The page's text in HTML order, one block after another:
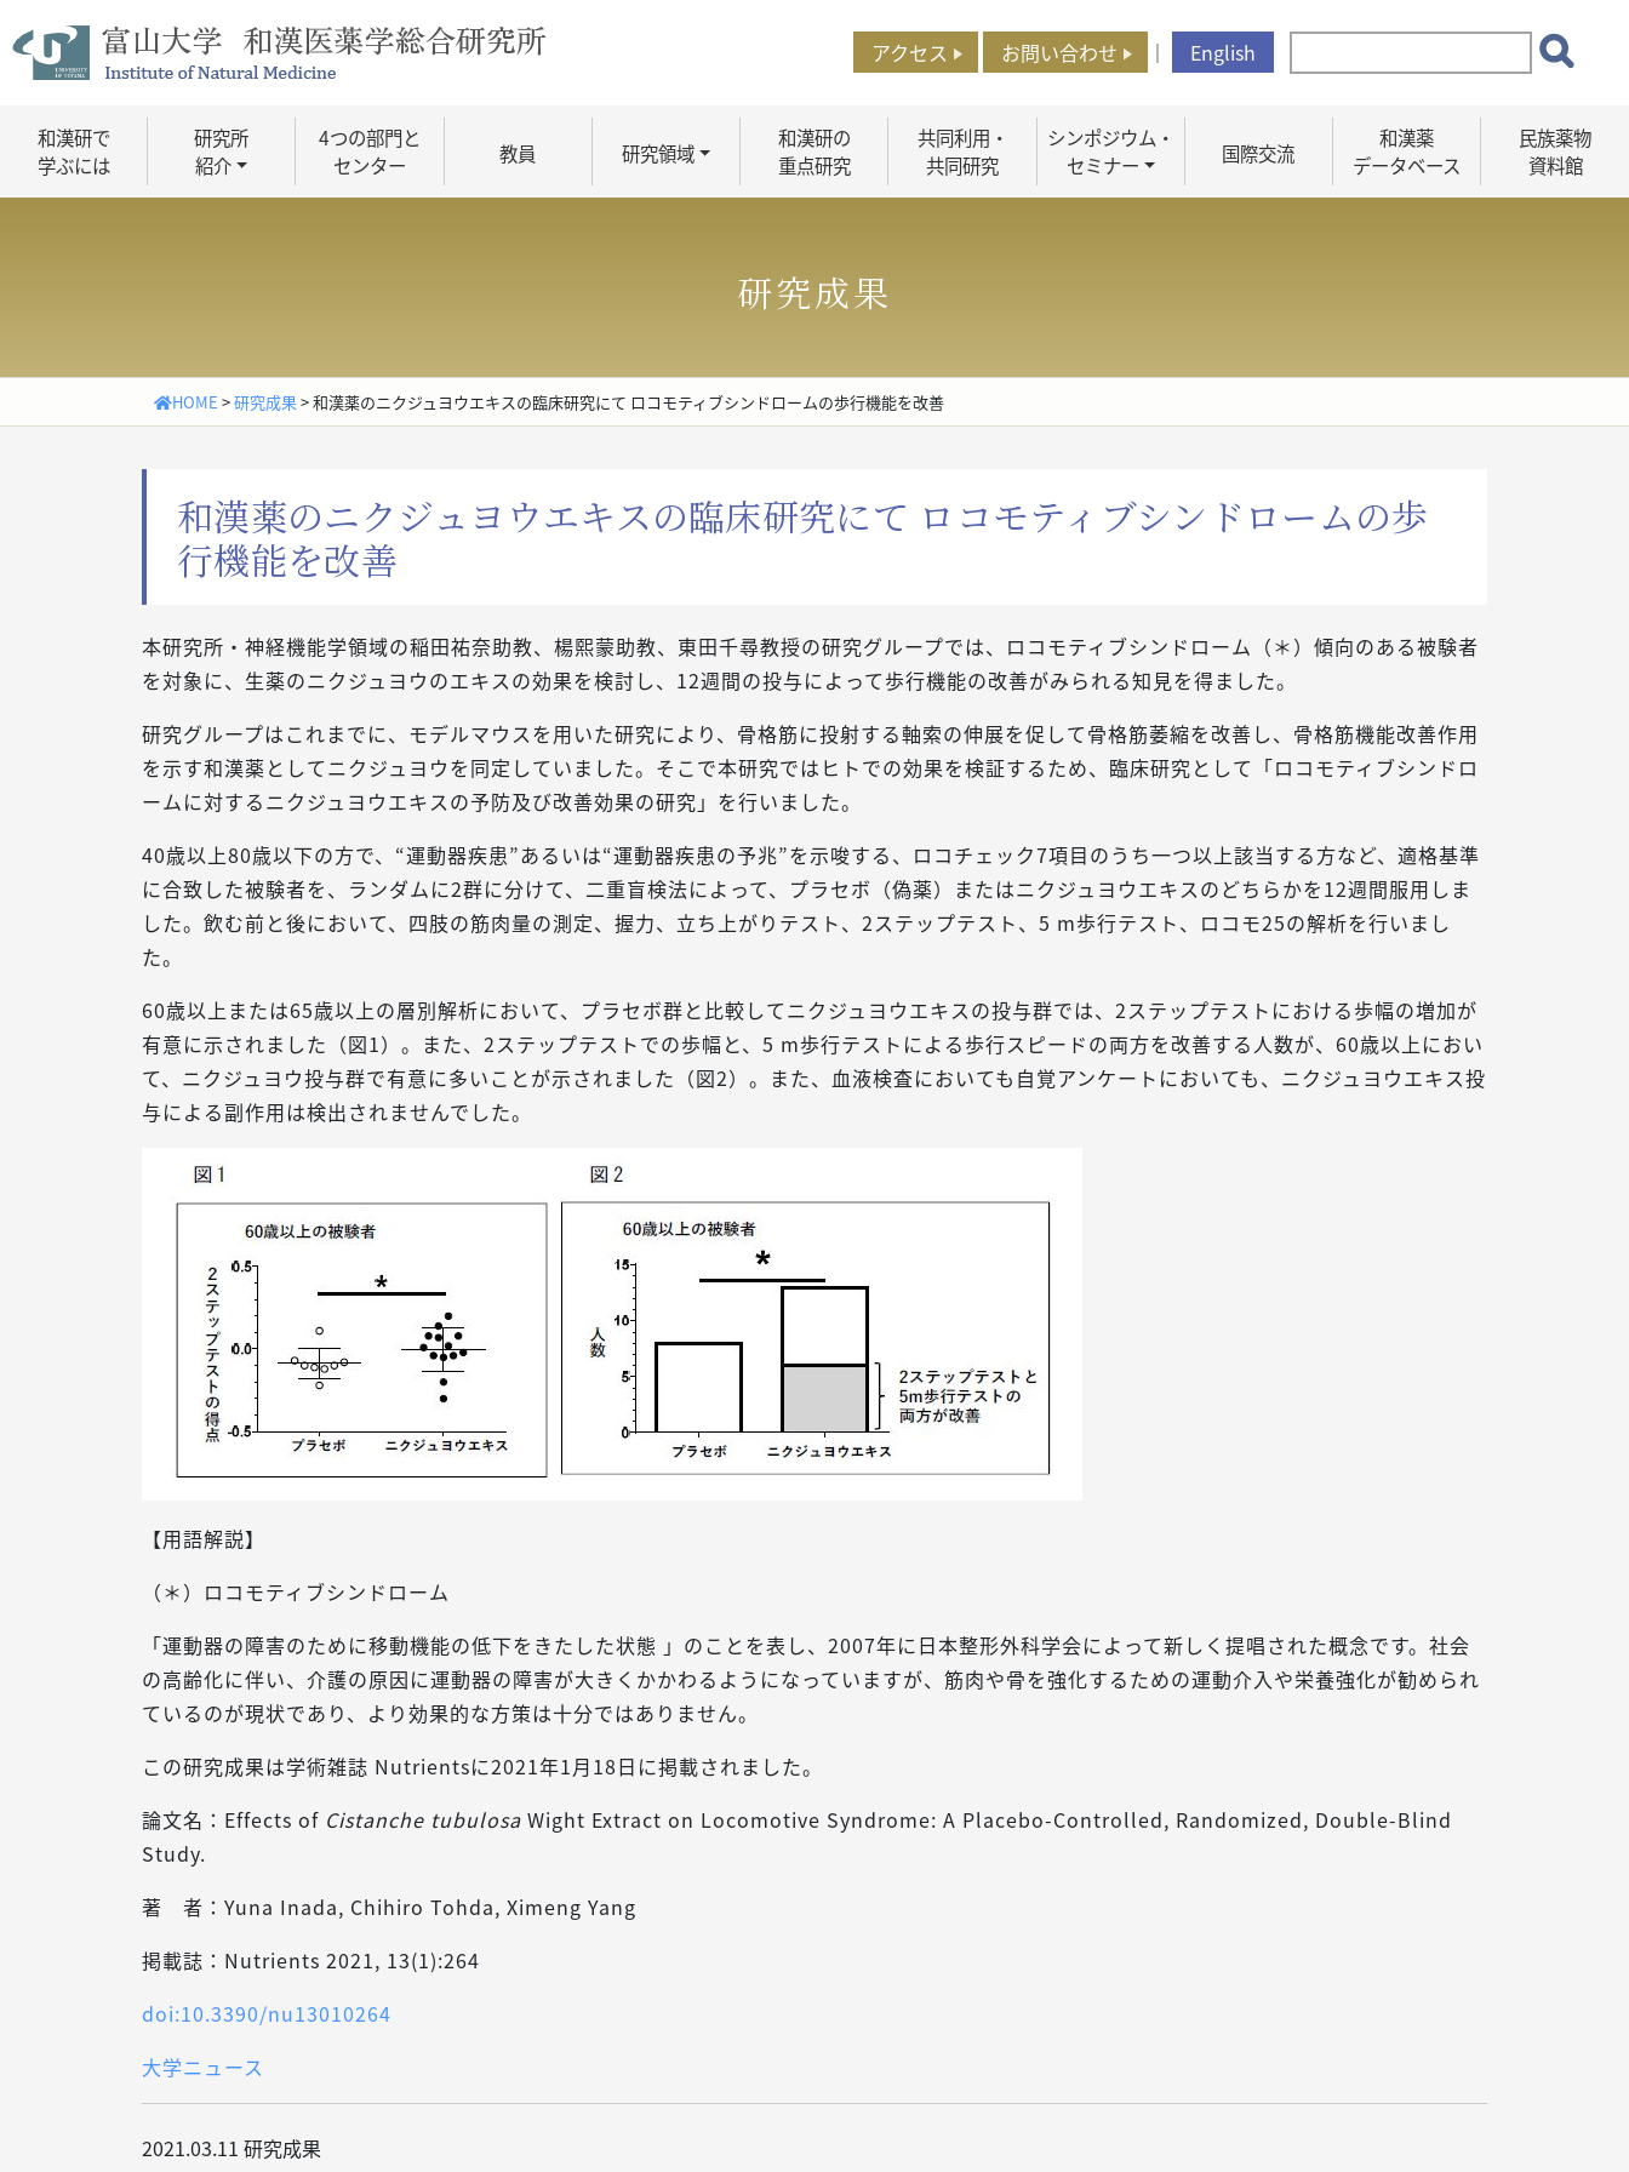
to
content
アクセス お問い合わせ ｜ English
和漢研で
学ぶには
研究所
紹介
4つの部門と
センター
教員 研究領域
和漢研の
重点研究
共同利用・
共同研究
シンポジウム・
セミナー
国際交流
和漢薬
データベース
民族薬物
資料館
研究成果
HOME >研究成果>和漢薬のニクジュヨウエキスの臨床研究にて ロコモティブシンドロームの歩行機能を改善
和漢薬のニクジュヨウエキスの臨床研究にて ロコモティブシンドロームの歩
行機能を改善
本研究所・神経機能学領域の稲田祐奈助教、楊熙蒙助教、東田千尋教授の研究グループでは、ロコモティブシンドローム（＊）傾向のある被験者
を対象に、生薬のニクジュヨウのエキスの効果を検討し、12週間の投与によって歩行機能の改善がみられる知見を得ました。
研究グループはこれまでに、モデルマウスを用いた研究により、骨格筋に投射する軸索の伸展を促して骨格筋萎縮を改善し、骨格筋機能改善作用
を示す和漢薬としてニクジュヨウを同定していました。そこで本研究ではヒトでの効果を検証するため、臨床研究として「ロコモティブシンドロ
ームに対するニクジュヨウエキスの予防及び改善効果の研究」を行いました。
40歳以上80歳以下の方で、“運動器疾患”あるいは“運動器疾患の予兆”を示唆する、ロコチェック7項目のうち一つ以上該当する方など、適格基準
に合致した被験者を、ランダムに2群に分けて、二重盲検法によって、プラセボ（偽薬）またはニクジュヨウエキスのどちらかを12週間服用しま
した。飲む前と後において、四肢の筋肉量の測定、握力、立ち上がりテスト、2ステップテスト、5 m歩行テスト、ロコモ25の解析を行いまし
た。
60歳以上または65歳以上の層別解析において、プラセボ群と比較してニクジュヨウエキスの投与群では、2ステップテストにおける歩幅の増加が
有意に示されました（図1）。また、2ステップテストでの歩幅と、5 m歩行テストによる歩行スピードの両方を改善する人数が、60歳以上におい
て、ニクジュヨウ投与群で有意に多いことが示されました（図2）。また、血液検査においても自覚アンケートにおいても、ニクジュヨウエキス投
与による副作用は検出されませんでした。
【用語解説】
（＊）ロコモティブシンドローム
「運動器の障害のために移動機能の低下をきたした状態 」のことを表し、2007年に日本整形外科学会によって新しく提唱された概念です。社会
の高齢化に伴い、介護の原因に運動器の障害が大きくかかわるようになっていますが、筋肉や骨を強化するための運動介入や栄養強化が勧められ
ているのが現状であり、より効果的な方策は十分ではありません。
この研究成果は学術雑誌 Nutrientsに2021年1月18日に掲載されました。
論文名：Effects of Cistanche tubulosa Wight Extract on Locomotive Syndrome: A Placebo-Controlled, Randomized, Double-Blind
Study.
著 者：Yuna Inada, Chihiro Tohda, Ximeng Yang
掲載誌：Nutrients 2021, 13(1):264
doi:10.3390/nu13010264
大学ニュース
2021.03.11 研究成果